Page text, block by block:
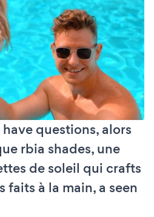
questions, alors
rbia shades, une
de soleil qui crafts
faits à la main, a seen